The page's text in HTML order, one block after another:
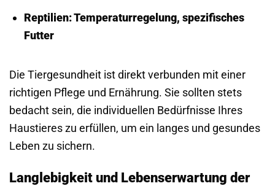
Reptilien: Temperaturregelung, spezifisches
Futter
Die Tiergesundheit ist direkt verbunden mit einer
richtigen Pflege und Ernährung. Sie sollten stets
bedacht sein, die individuellen Bedürfnisse Ihres
Haustieres zu erfüllen, um ein langes und gesundes
Leben zu sichern.
Langlebigkeit und Lebenserwartung der